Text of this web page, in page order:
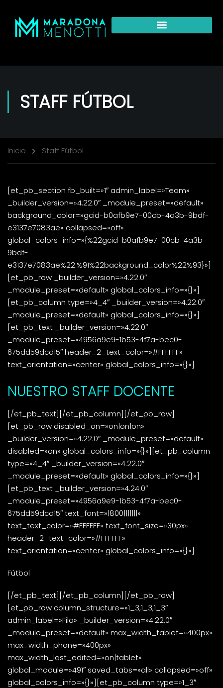
STAFF FÚTBOL
Inicio Staff Fútbol
[et_pb_section fb_built=»1″ admin_label=»Team»
_builder_version=»4.22.0″ _module_preset=»default»
background_color=»gcid-b0afb9e7-00cb-4a3b-9bdf-
e3137e7083ae» collapsed=»off»
global_colors_info=»{%22gcid-b0afb9e7-00cb-4a3b-
9bdf-
e3137e7083ae%22:%91%22background_color%22%93}»]
[et_pb_row _builder_version=»4.22.0″
_module_preset=»default» global_colors_info=»{}»]
[et_pb_column type=»4_4″ _builder_version=»4.22.0″
_module_preset=»default» global_colors_info=»{}»]
[et_pb_text _builder_version=»4.22.0″
_module_preset=»4956a9e9-1b53-4f7a-bec0-
675dd59dcd15″ header_2_text_color=»#FFFFFF»
text_orientation=»center» global_colors_info=»{}»]
NUESTRO STAFF DOCENTE
[/et_pb_text][/et_pb_column][/et_pb_row]
[et_pb_row disabled_on=»on|on|on»
_builder_version=»4.22.0″ _module_preset=»default»
disabled=»on» global_colors_info=»{}»][et_pb_column
type=»4_4″ _builder_version=»4.22.0″
_module_preset=»default» global_colors_info=»{}»]
[et_pb_text _builder_version=»4.24.0″
_module_preset=»4956a9e9-1b53-4f7a-bec0-
675dd59dcd15″ text_font=»|800|||||||»
text_text_color=»#FFFFFF» text_font_size=»30px»
header_2_text_color=»#FFFFFF»
text_orientation=»center» global_colors_info=»{}»]
Fútbol
[/et_pb_text][/et_pb_column][/et_pb_row]
[et_pb_row column_structure=»1_3,1_3,1_3″
admin_label=»Fila» _builder_version=»4.22.0″
_module_preset=»default» max_width_tablet=»400px»
max_width_phone=»400px»
max_width_last_edited=»on|tablet»
global_module=»491″ saved_tabs=»all» collapsed=»off»
global_colors_info=»{}»][et_pb_column type=»1_3″